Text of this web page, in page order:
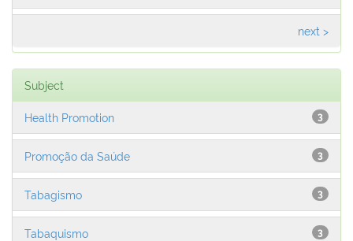
next >
Subject
3
Health Promotion
3
Promoção da Saúde
3
Tabagismo
3
Tabaquismo